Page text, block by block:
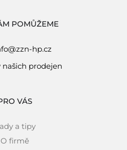
POMŮŽEME
hp.cz
našich prodejen
VÁS
a tipy
O firmě